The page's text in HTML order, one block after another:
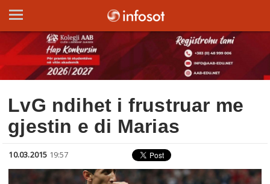
LvG ndihet i frustruar me
gjestin e di Marias
10.03.2015 19:57